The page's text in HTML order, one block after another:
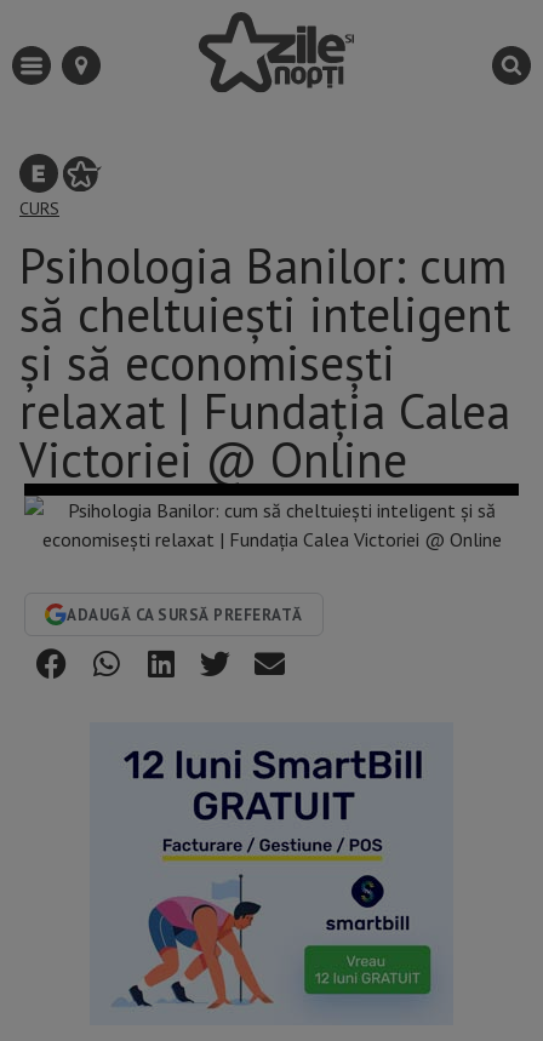
CURS
Psihologia Banilor: cum
să cheltuieşti inteligent
şi să economiseşti
relaxat | Fundația Calea
Victoriei @ Online
ADAUGĂ CA SURSĂ PREFERATĂ